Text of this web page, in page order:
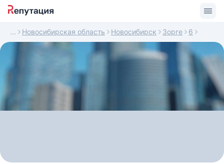
Новосибирская область Новосибирск Зорге 6